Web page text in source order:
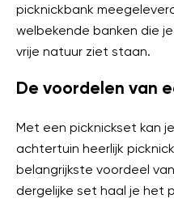
picknickbank
welbekende banken die
vrije natuur ziet staan.
De voordelen van
Met een picknickset kan
achtertuin heerlijk
belangrijkste voordeel
dergelijke set haal je het